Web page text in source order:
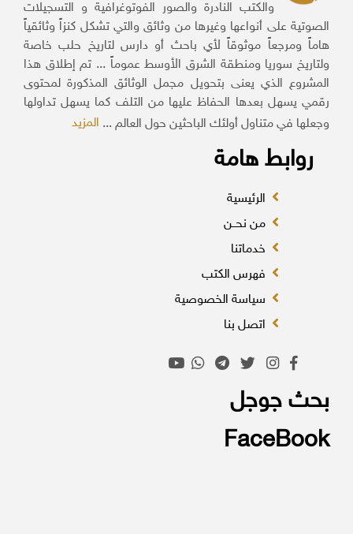
والكتب النادرة والصور الفوتوغرافية و التسجيلات
الصوتية على أنواعها وغيرها من وثائق والتي تشكل كنزاً وثائقياً
هاماً ومرجعاً موثوقاً لأي باحث أو دارس لتاريخ حلب خاصة
ولتاريخ سوريا ومنطقة الشرق الأوسط عموماً ... تم إطلاق هذا
المشروع الذي يعنى بتحويل مجمل الوثائق المذكورة لمحتوى
رقمي يسهل بعدها الحفاظ عليها من التلف كما يسهل تداولها
وجعلها في متناول أولئك الباحثين حول العالم ...المزيد
روابط هامة
الرئيسية
من نحــن
خدماتنا
فهرس الكتب
سياسة الخصوصية
اتصل بنا
بحث جوجل
FaceBook